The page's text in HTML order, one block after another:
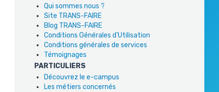
Qui sommes nous ?
Site TRANS-FAIRE
Blog TRANS-FAIRE
Conditions Générales d'Utilisation
Conditions générales de services
Témoignages
PARTICULIERS
Découvrez le e-campus
Les métiers concernés